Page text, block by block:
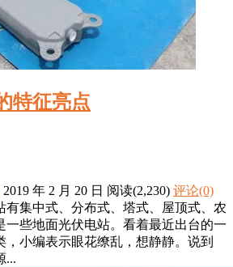
特征亮点
2019 年 2 月 20 日 阅读(2,230) 评论(0)
有集中式、分布式、塔式、屋顶式、农
一些地面光伏电站。看着最近出台的一
，小编表示眼花缭乱，想静静。说到
...